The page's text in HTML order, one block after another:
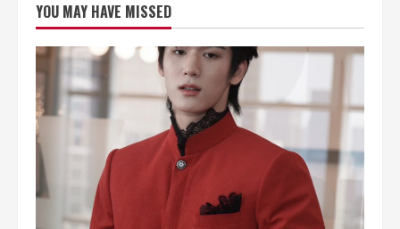
ใหม่
รับ
ต้น
ปี
“บอส
เชือด”
นำ
“ไอซ์-
YOU MAY HAVE MISSED